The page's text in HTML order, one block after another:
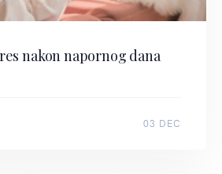
nakon napornog dana
03 DEC